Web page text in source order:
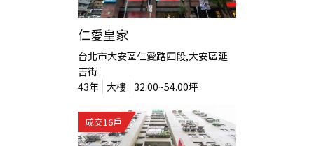
仁愛皇家
台北市大安區仁愛路四段,大安區延
吉街
43年 大樓 32.00~54.00坪
成交16戶